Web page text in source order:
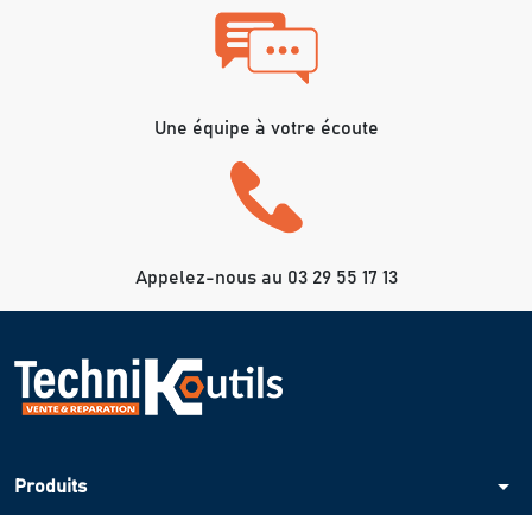
Une équipe à votre écoute
Appelez-nous au 03 29 55 17 13
Produits arrow_drop_down